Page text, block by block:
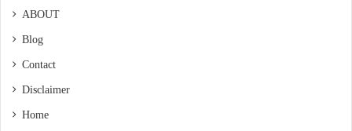
ABOUT
Blog
Contact
Disclaimer
Home